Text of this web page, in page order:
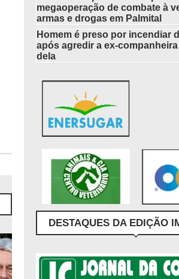
megaoperação de combate à
armas e drogas em Palmital
Homem é preso por incendiar
após agredir a ex-
dela
DESTAQUES DA EDIÇÃO